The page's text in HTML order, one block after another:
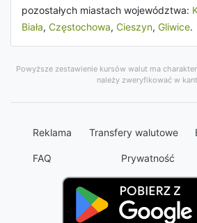
pozostałych miastach województwa:
Biała, Częstochowa, Cieszyn, Gliwice.
Powyższe zestawienie kursów walut ma
należy zweryfikować w
Reklama Transfery walutowe
FAQ Prywatność